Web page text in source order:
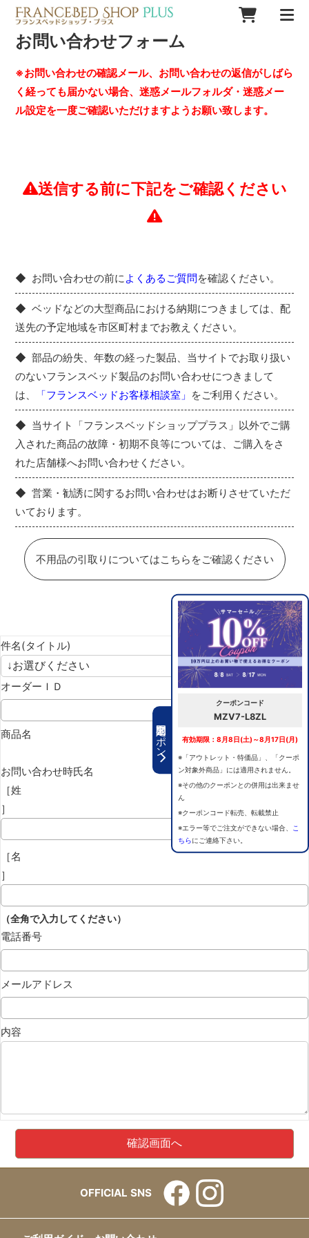
期間限定クーポン
クーポンコード
MZV7-L8ZL
有効期限：8月8日(土)～8月17日(月)
※「アウトレット・特価品」、「クーポ
ン対象外商品」には適用されません。
※その他のクーポンとの併用は出来ませ
ん
※クーポンコード転売、転載禁止
※エラー等でご注文ができない場合、
こ
ちらにご連絡下さい。
お問い合わせフォーム
※お問い合わせの確認メール、お問い合わせの返信がしばら
く経っても届かない場合、迷惑メールフォルダ・迷惑メー
ル設定を一度ご確認いただけますようお願い致します。
送信する前に下記をご確認ください
お問い合わせの前に よくあるご質問を確認ください。
ベッドなどの大型商品における納期につきましては、配
送先の予定地域を市区町村までお教えください。
部品の紛失、年数の経った製品、当サイトでお取り扱い
のないフランスベッド製品のお問い合わせにつきまして
は、
「フランスベッドお客様相談室」 をご利用ください。
当サイト「フランスベッドショッププラス」以外でご購
入された商品の故障・初期不良等については、ご購入をさ
れた店舗様へお問い合わせください。
営業・勧誘に関するお問い合わせはお断りさせていただ
いております。
不用品の引取りについてはこちらをご確認ください
件名(タイトル)
オーダーＩＤ
商品名
お問い合わせ時氏名
［姓
］
［名
］
（全角で入力してください）
電話番号
メールアドレス
内容
OFFICIAL SNS